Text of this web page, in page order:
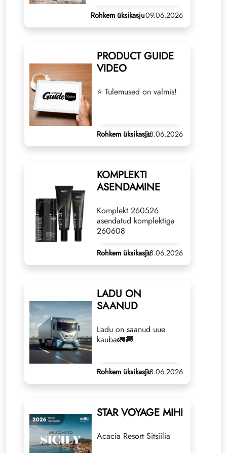
Rohkem üksikasju09.06.2026
PRODUCT GUIDE
VIDEO
⭐️ Tulemused on valmis!
Rohkem üksikasju08.06.2026
KOMPLEKTI
ASENDAMINE
Komplekt 260526
asendatud komplektiga
260608
Rohkem üksikasju08.06.2026
LADU ON
SAANUD
Ladu on saanud uue
kauba🚛🚚
Rohkem üksikasju08.06.2026
STAR VOYAGE MIHI
Acacia Resort Sitsiilia